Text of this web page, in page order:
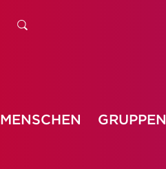
MENSCHEN GRUPPEN